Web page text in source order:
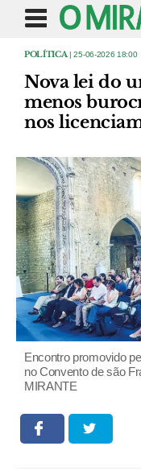
POLÍTICA | 25-06-2026 18:00
Nova lei do
menos
nos
Encontro promovido
no Convento de são
MIRANTE